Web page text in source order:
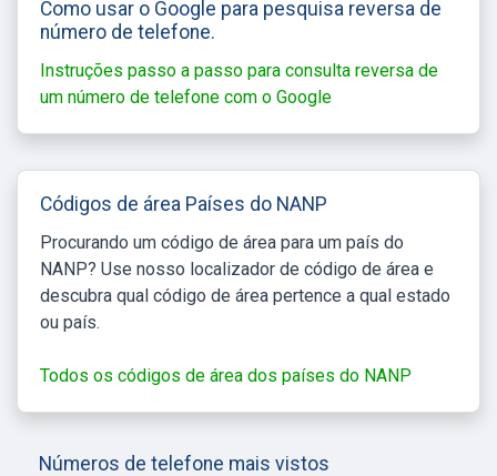
Como usar o Google para pesquisa reversa de
número de telefone.
Instruções passo a passo para consulta reversa de
um número de telefone com o Google
Códigos de área Países do NANP
Procurando um código de área para um país do
NANP? Use nosso localizador de código de área e
descubra qual código de área pertence a qual estado
ou país.
Todos os códigos de área dos países do NANP
Números de telefone mais vistos